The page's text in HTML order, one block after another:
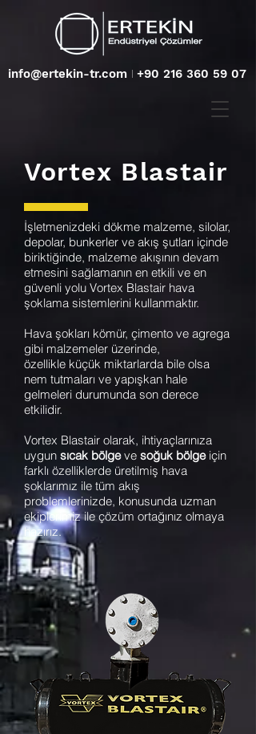
info@ertekin-tr.com I +90 216 360 59 07
Vortex Blastair
İşletmenizdeki dökme malzeme, silolar,
depolar, bunkerler ve akış şutları içinde
biriktiğinde, malzeme akışının devam
etmesini sağlamanın en etkili ve en
güvenli yolu Vortex Blastair hava
şoklama sistemlerini kullanmaktır.
Hava şokları kömür, çimento ve agrega
gibi malzemeler üzerinde,
özellikle küçük miktarlarda bile olsa
nem tutmaları ve yapışkan hale
gelmeleri durumunda son derece
etkilidir.
Vortex Blastair olarak, ihtiyaçlarınıza
uygun sıcak bölgeve soğuk bölgeiçin
farklı özelliklerde üretilmiş hava
şoklarımız ile tüm akış
problemlerinizde, konusunda uzman
ekiplerimiz ile çözüm ortağınız olmaya
hazırız.